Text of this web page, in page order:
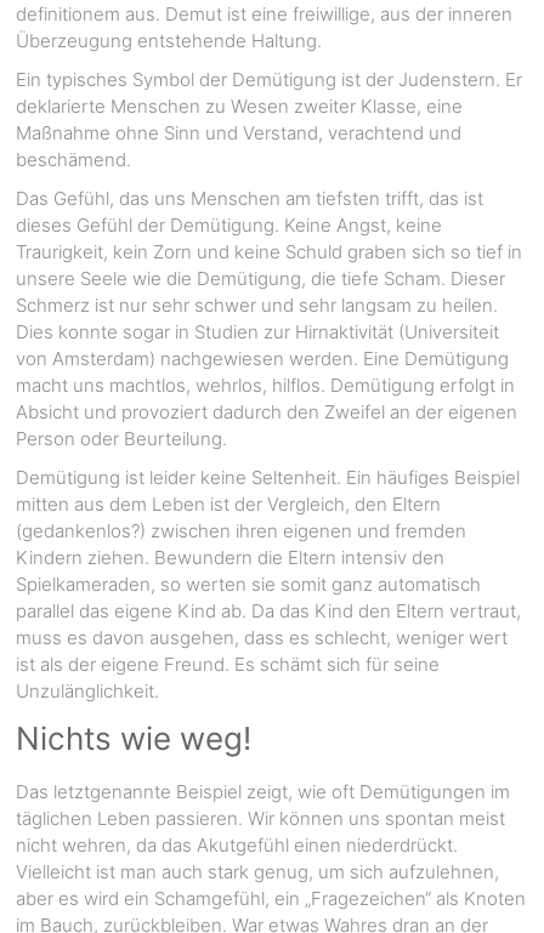
definitionem aus. Demut ist eine freiwillige, aus der inneren
Überzeugung entstehende Haltung.
Ein typisches Symbol der Demütigung ist der Judenstern. Er
deklarierte Menschen zu Wesen zweiter Klasse, eine
Maßnahme ohne Sinn und Verstand, verachtend und
beschämend.
Das Gefühl, das uns Menschen am tiefsten trifft, das ist
dieses Gefühl der Demütigung. Keine Angst, keine
Traurigkeit, kein Zorn und keine Schuld graben sich so tief in
unsere Seele wie die Demütigung, die tiefe Scham. Dieser
Schmerz ist nur sehr schwer und sehr langsam zu heilen.
Dies konnte sogar in Studien zur Hirnaktivität (Universiteit
von Amsterdam) nachgewiesen werden. Eine Demütigung
macht uns machtlos, wehrlos, hilflos. Demütigung erfolgt in
Absicht und provoziert dadurch den Zweifel an der eigenen
Person oder Beurteilung.
Demütigung ist leider keine Seltenheit. Ein häufiges Beispiel
mitten aus dem Leben ist der Vergleich, den Eltern
(gedankenlos?) zwischen ihren eigenen und fremden
Kindern ziehen. Bewundern die Eltern intensiv den
Spielkameraden, so werten sie somit ganz automatisch
parallel das eigene Kind ab. Da das Kind den Eltern vertraut,
muss es davon ausgehen, dass es schlecht, weniger wert
ist als der eigene Freund. Es schämt sich für seine
Unzulänglichkeit.
Nichts wie weg!
Das letztgenannte Beispiel zeigt, wie oft Demütigungen im
täglichen Leben passieren. Wir können uns spontan meist
nicht wehren, da das Akutgefühl einen niederdrückt.
Vielleicht ist man auch stark genug, um sich aufzulehnen,
aber es wird ein Schamgefühl, ein „Fragezeichen“ als Knoten
im Bauch, zurückbleiben. War etwas Wahres dran an der